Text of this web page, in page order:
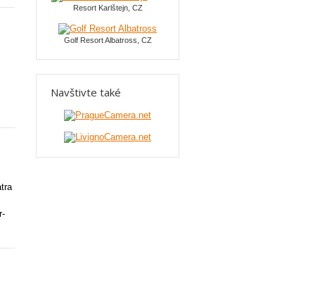
Resort Karlštejn, CZ
Golf Resort Albatross, CZ
Navštivte také